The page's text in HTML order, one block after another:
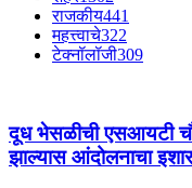
राजकीय441
महत्त्वाचे322
टेक्नॉलॉजी309
दूध भेसळीची एसआयटी
झाल्यास आंदोलनाचा